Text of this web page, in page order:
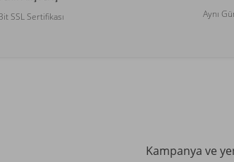
SSL Sertifikası Aynı
Kampanya ve